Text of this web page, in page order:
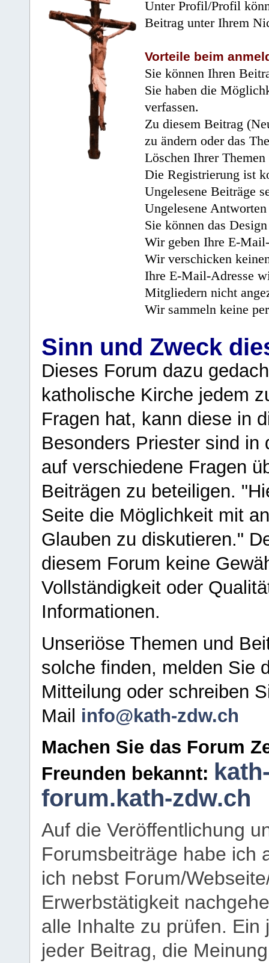
Unter Profil/Profil
Beitrag unter Ihrem
Vorteile beim
Sie können Ihren
Sie haben die
verfassen.
Zu diesem Beitrag
zu ändern oder das
Löschen Ihrer
Die Registrierung ist
Ungelesene Beiträge
Ungelesene
Sie können das
Wir geben Ihre E-
Wir verschicken
Ihre E-Mail-Adresse
Mitgliedern nicht
Wir sammeln keine
Sinn und Zweck
Dieses Forum dazu
katholische Kirche jedem
Fragen hat, kann diese in
Besonders Priester sind in
auf verschiedene Fragen
Beiträgen zu beteiligen.
Seite die Möglichkeit mit
Glauben zu diskutieren."
diesem Forum keine
Vollständigkeit oder
Informationen.
Unseriöse Themen und
solche finden, melden Sie
Mitteilung oder schreiben
Mail info@kath-zdw.ch
Machen Sie das Forum
Freunden bekannt:
forum.kath-zdw.ch
Auf die Veröffentlichung
Forumsbeiträge habe ich
ich nebst Forum/
Erwerbstätigkeit
alle Inhalte zu prüfen.
jeder Beitrag, die